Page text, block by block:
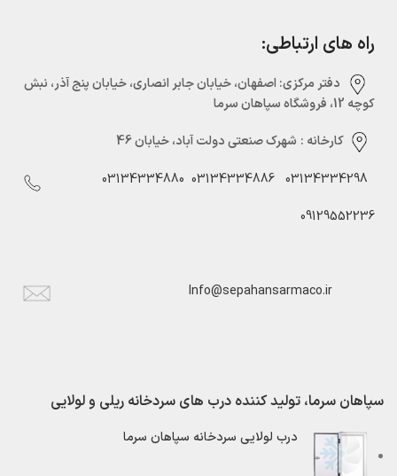
راه های ارتباطی:
دفتر مرکزی:‌ اصفهان، خیابان جابر انصاری، خیابان پنج آذر، نبش
کوچه 12، فروشگاه سپاهان سرما
کارخانه : شهرک صنعتی دولت آباد، خیابان 46
03134334298
03134334886
03134334880
09129552236
Info@sepahansarmaco.ir
سپاهان سرما، تولید کننده درب های سردخانه ریلی و لولایی
درب لولایی سردخانه سپاهان سرما